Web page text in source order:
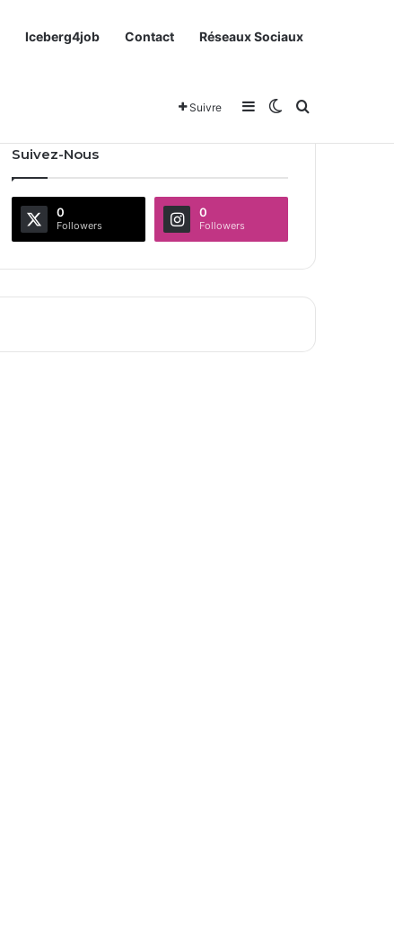
Iceberg4job Contact Réseaux Sociaux
Suivre Sidebar (barre
Switch skin
Rechercher
Suivez-Nous
0
Followers
0
Followers